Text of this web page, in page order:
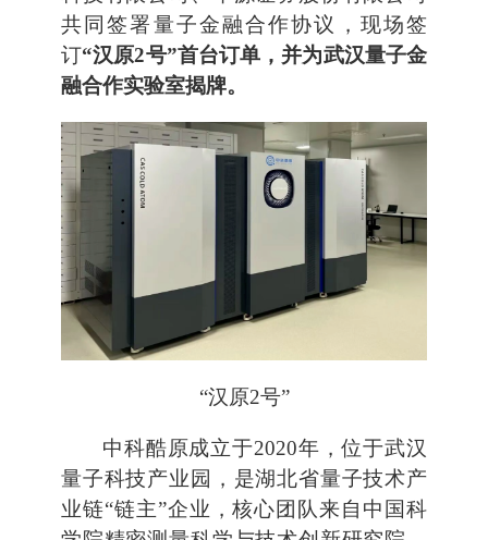
共同签署量子金融合作协议，现场签
订“汉原2号”首台订单，并为武汉量子金
融合作实验室揭牌。
“汉原2号”
中科酷原成立于2020年，位于武汉
量子科技产业园，是湖北省量子技术产
业链“链主”企业，核心团队来自中国科